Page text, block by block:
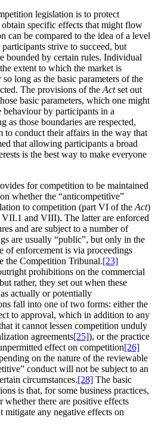
legislation is to protect
specific effects that might flow
can be compared to the idea of a level
strive to succeed, but
bounded by certain rules. Individual
extent to which the market is
so long as the basic parameters of the
The provisions of the Actset out
basic parameters, which one might
behaviour by participants in a
as those boundaries are respected,
to conduct their affairs in the way that
that allowing participants a broad
is the best way to make everyone
for competition to be maintained
whether the “anticompetitive”
to competition (part VI of the Act)
VII.1 and VIII). The latter are enforced
and are subject to a number of
are usually “public”, but only in the
of enforcement is via proceedings
the Competition Tribunal.[23]
prohibitions on the commercial
rather, they set out when these
actually or potentially
fall into one of two forms: either the
to approval, which in addition to any
it cannot lessen competition unduly
agreements[25]), or the practice
effect on competition[26]
on the nature of the reviewable
conduct will not be subject to an
circumstances.[28] The basic
is that, for some business practices,
whether there are positive effects
any negative effects on